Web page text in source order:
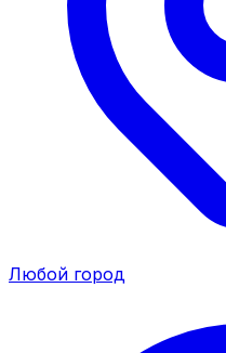
Любой город